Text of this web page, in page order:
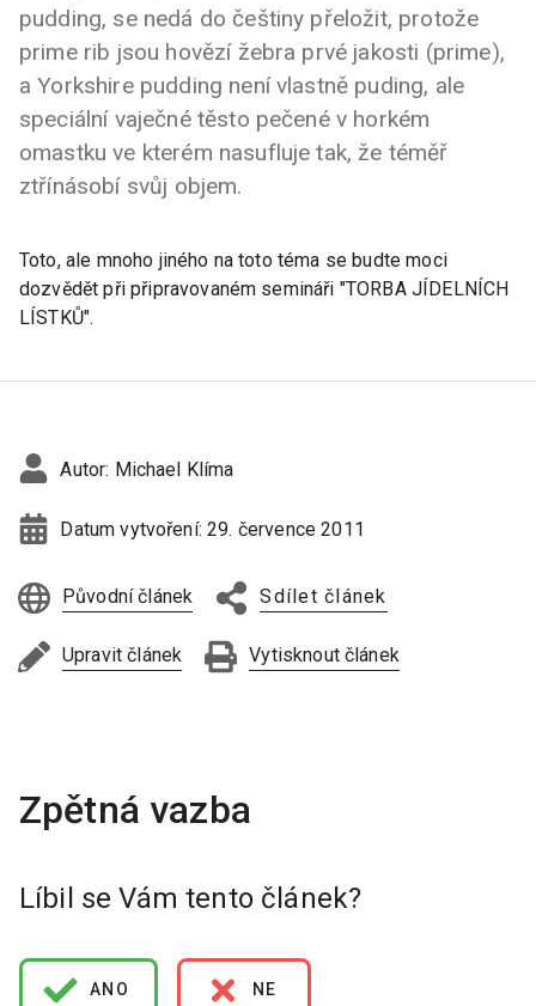
pudding, se nedá do češtiny přeložit, protože
prime rib jsou hovězí žebra prvé jakosti (prime),
a Yorkshire pudding není vlastně puding, ale
speciální vaječné těsto pečené v horkém
omastku ve kterém nasufluje tak, že téměř
ztřínásobí svůj objem.
Toto, ale mnoho jiného na toto téma se budte moci
dozvědět při připravovaném semináři "TORBA JÍDELNÍCH
LÍSTKŮ".
Autor: Michael Klíma
Datum vytvoření:29. července 2011
Původní článek Sdílet článek
Upravit článek Vytisknout článek
Líbil se Vám tento článek?
ANO NE